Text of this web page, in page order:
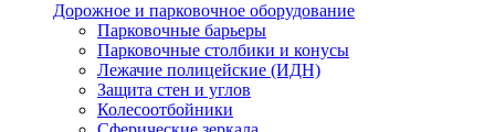
Дорожное и парковочное оборудование
Парковочные барьеры
Парковочные столбики и конусы
Лежачие полицейские (ИДН)
Защита стен и углов
Колесоотбойники